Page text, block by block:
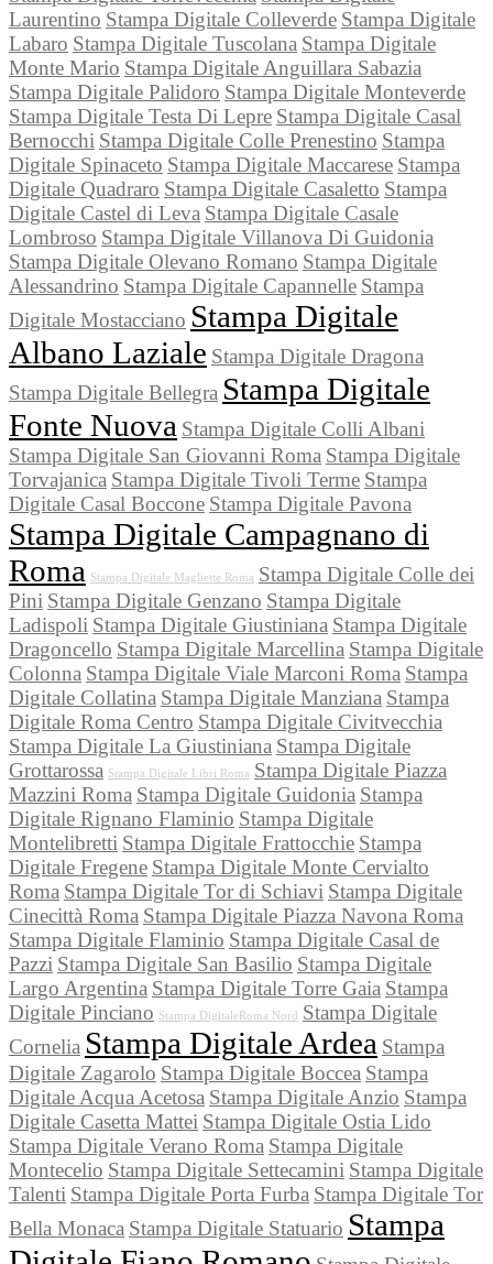
Laurentino Stampa Digitale Colleverde Stampa Digitale
Labaro Stampa Digitale Tuscolana Stampa Digitale
Monte Mario Stampa Digitale Anguillara Sabazia
Stampa Digitale Palidoro Stampa Digitale Monteverde
Stampa Digitale Testa Di Lepre Stampa Digitale Casal
Bernocchi Stampa Digitale Colle Prenestino Stampa
Digitale Spinaceto Stampa Digitale Maccarese Stampa
Digitale Quadraro Stampa Digitale Casaletto Stampa
Digitale Castel di Leva Stampa Digitale Casale
Lombroso Stampa Digitale Villanova Di Guidonia
Stampa Digitale Olevano Romano Stampa Digitale
Alessandrino Stampa Digitale Capannelle Stampa
Digitale Mostacciano Stampa Digitale
Albano Laziale Stampa Digitale Dragona
Stampa Digitale Bellegra Stampa Digitale
Fonte Nuova Stampa Digitale Colli Albani
Stampa Digitale San Giovanni Roma Stampa Digitale
Torvajanica Stampa Digitale Tivoli Terme Stampa
Digitale Casal Boccone Stampa Digitale Pavona
Stampa Digitale Campagnano di
Roma
Stampa Digitale Magliette Roma Stampa Digitale Colle dei
Pini Stampa Digitale Genzano Stampa Digitale
Ladispoli Stampa Digitale Giustiniana Stampa Digitale
Dragoncello Stampa Digitale Marcellina Stampa Digitale
Colonna Stampa Digitale Viale Marconi Roma Stampa
Digitale Collatina Stampa Digitale Manziana Stampa
Digitale Roma Centro Stampa Digitale Civitvecchia
Stampa Digitale La Giustiniana Stampa Digitale
Grottarossa Stampa Digitale Libri Roma Stampa Digitale Piazza
Mazzini Roma Stampa Digitale Guidonia Stampa
Digitale Rignano Flaminio Stampa Digitale
Montelibretti Stampa Digitale Frattocchie Stampa
Digitale Fregene Stampa Digitale Monte Cervialto
Roma Stampa Digitale Tor di Schiavi Stampa Digitale
Cinecittà Roma Stampa Digitale Piazza Navona Roma
Stampa Digitale Flaminio Stampa Digitale Casal de
Pazzi Stampa Digitale San Basilio Stampa Digitale
Largo Argentina Stampa Digitale Torre Gaia Stampa
Digitale Pinciano Stampa DigitaleRoma Nord
Stampa Digitale
Cornelia Stampa Digitale Ardea Stampa
Digitale Zagarolo Stampa Digitale Boccea Stampa
Digitale Acqua Acetosa Stampa Digitale Anzio Stampa
Digitale Casetta Mattei Stampa Digitale Ostia Lido
Stampa Digitale Verano Roma Stampa Digitale
Montecelio Stampa Digitale Settecamini Stampa Digitale
Talenti Stampa Digitale Porta Furba Stampa Digitale Tor
Bella Monaca Stampa Digitale Statuario Stampa